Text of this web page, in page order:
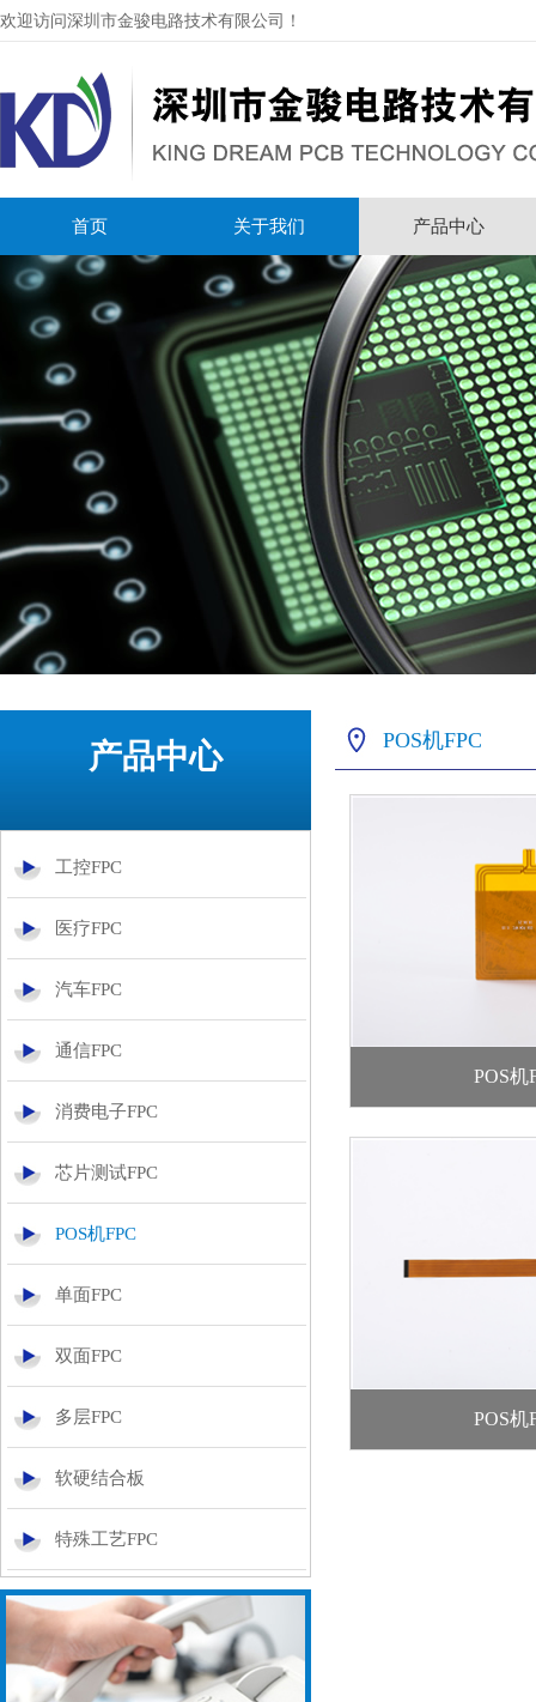
欢迎访问深圳市金骏电路技术有限公司！
首页 关于我们 产品中心
产品中心
工控FPC
医疗FPC
汽车FPC
通信FPC
消费电子FPC
芯片测试FPC
POS机FPC
单面FPC
双面FPC
多层FPC
软硬结合板
特殊工艺FPC
POS机FPC
POS机
POS机